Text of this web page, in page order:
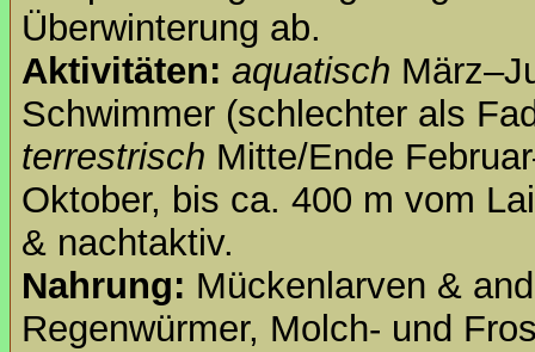
Überwinterung ab.
Aktivitäten: aquatisch
Schwimmer (schlechter als
terrestrisch Mitte/Ende
Oktober, bis ca. 400 m vom
& nachtaktiv.
Nahrung: Mückenlarven &
Regenwürmer, Molch- und